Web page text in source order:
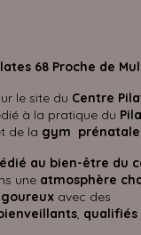
68 Proche de
le site du Centre
à la pratique du
de la gym
au bien-être du
une atmosphère
avec des
, qualifiés